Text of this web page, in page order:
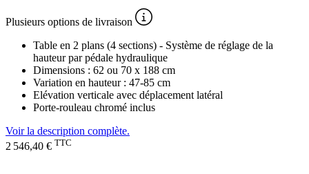
Plusieurs options de livraison
Table en 2 plans (4 sections) - Système de réglage de la
hauteur par pédale hydraulique
Dimensions : 62 ou 70 x 188 cm
Variation en hauteur : 47-85 cm
Elévation verticale avec déplacement latéral
Porte-rouleau chromé inclus
Voir la description complète.
2 546,40 € TTC